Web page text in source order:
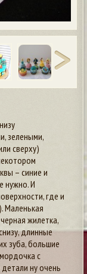
зелеными,
сверху)
– синие и
нужно. И
где и
Маленькая
жилетка,
длинные
зуба, большие
с
ну очень